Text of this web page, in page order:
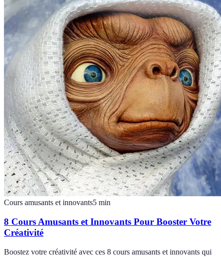
Cours amusants et innovants5 min
8 Cours Amusants et Innovants Pour Booster Votre
Créativité
Boostez votre créativité avec ces 8 cours amusants et innovants qui